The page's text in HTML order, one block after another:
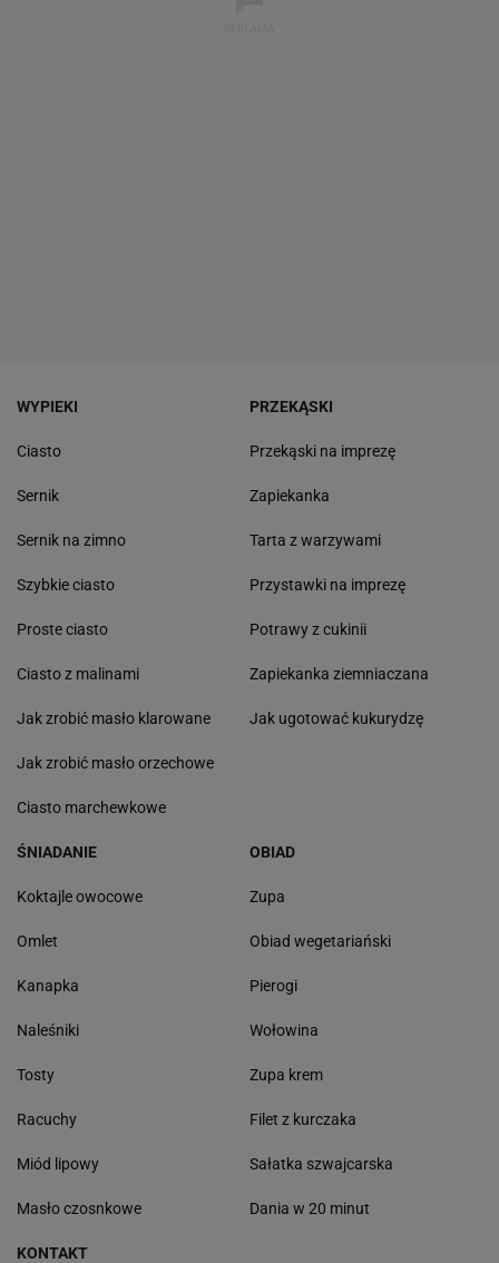
WYPIEKI
Ciasto
Sernik
Sernik na zimno
Szybkie ciasto
Proste ciasto
Ciasto z malinami
Jak zrobić masło klarowane
Jak zrobić masło orzechowe
Ciasto marchewkowe
PRZEKĄSKI
Przekąski na imprezę
Zapiekanka
Tarta z warzywami
Przystawki na imprezę
Potrawy z cukinii
Zapiekanka ziemniaczana
Jak ugotować kukurydzę
ŚNIADANIE
Koktajle owocowe
Omlet
Kanapka
Naleśniki
Tosty
Racuchy
Miód lipowy
Masło czosnkowe
OBIAD
Zupa
Obiad wegetariański
Pierogi
Wołowina
Zupa krem
Filet z kurczaka
Sałatka szwajcarska
Dania w 20 minut
KONTAKT